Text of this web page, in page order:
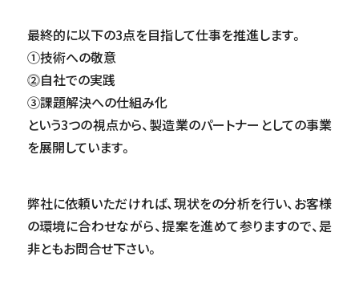
最終的に以下の3点を目指して仕事を推進します。
①技術への敬意
⓶自社での実践
③課題解決への仕組み化
という3つの視点から、製造業のパートナーとしての事業
を展開しています。
弊社に依頼いただければ、現状をの分析を行い、お客様
の環境に合わせながら、提案を進めて参りますので、是
非ともお問合せ下さい。